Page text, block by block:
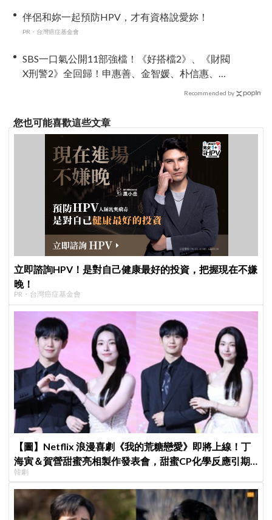
伴侶和妳一起預防HPV，才有資格說愛妳！
PR・台灣癌症基金會
SBS一口氣公開11部強檔！《好搭檔2》、《財閥
X刑警2》全回歸！申惠善、金智媛、朴信惠、金
Recommended by
您也可能喜歡這些文章
立即諮詢HPV！是對自己健康最好的投資，把握現在不嫌
晚！
PR・台灣癌症基金會
【圖】Netflix 浪漫喜劇《我的荒糖戀愛》即將上線！丁
海寅＆賀營甜蜜亮相製作發表會，甜蜜CP化學反應引期
待
韓劇